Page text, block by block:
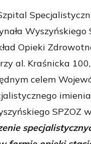
Wyszyńskiego
Opieki
al. Kraśnicka
celem
SPZOZ